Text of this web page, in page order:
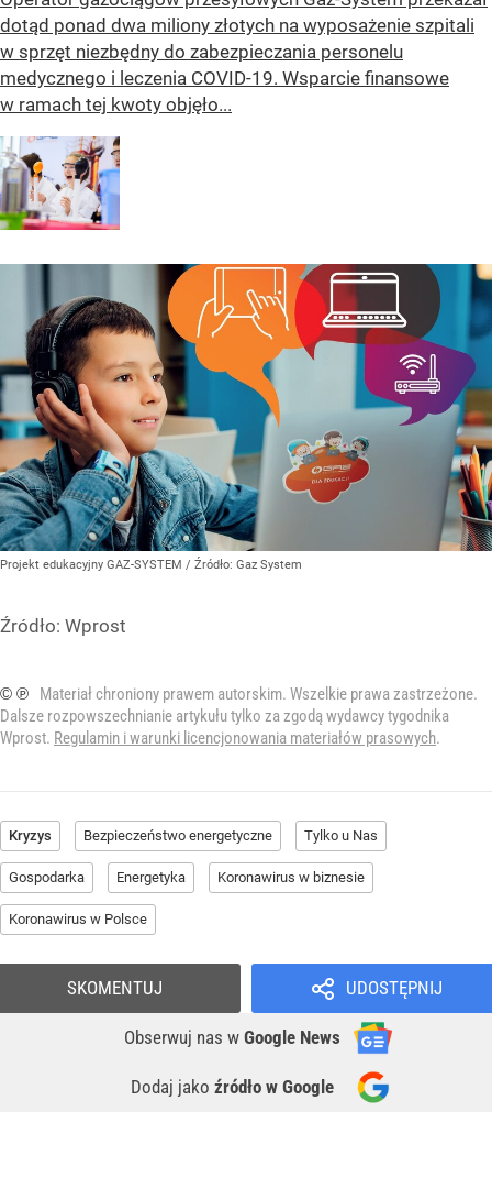
dotąd ponad dwa miliony złotych na wyposażenie szpitali
w sprzęt niezbędny do zabezpieczania personelu
medycznego i leczenia COVID-19. Wsparcie finansowe
w ramach tej kwoty objęło...
Projekt edukacyjny GAZ-SYSTEM / Źródło: Gaz System
Źródło: Wprost
© ℗
Materiał chroniony prawem autorskim. Wszelkie prawa zastrzeżone.
Dalsze rozpowszechnianie artykułu tylko za zgodą wydawcy tygodnika
Wprost. Regulamin i warunki licencjonowania materiałów prasowych.
Kryzys Bezpieczeństwo energetyczne Tylko u Nas
Gospodarka Energetyka Koronawirus w biznesie
Koronawirus w Polsce
UDOSTĘPNIJ
Obserwuj nas w Google News
Dodaj jako źródło w Google
SKOMENTUJ